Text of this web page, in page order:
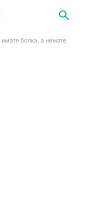
болка, а немате